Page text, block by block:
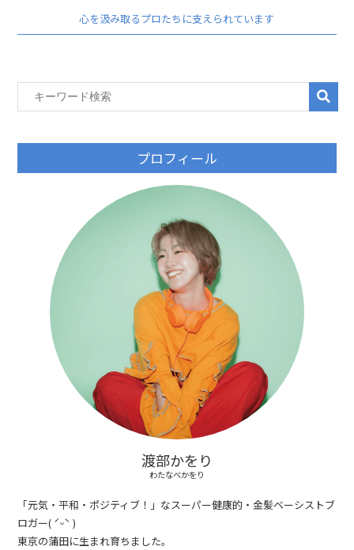
心を汲み取るプロたちに支えられています
プロフィール
渡部かをり
わたなべかをり
「元気・平和・ポジティブ！」なスーパー健康的・金髪ベーシストブ
ロガー( ˊᵕˋ )
東京の蒲田に生まれ育ちました。